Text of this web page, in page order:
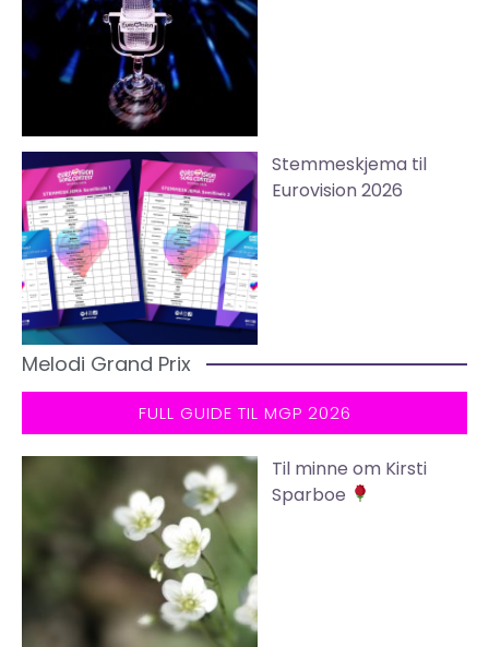
Stemmeskjema til
Eurovision 2026
Melodi Grand Prix
FULL GUIDE TIL MGP 2026
Til minne om Kirsti
Sparboe